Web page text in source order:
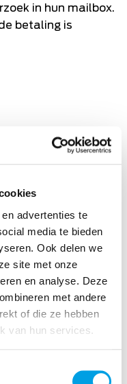
advertenties te
media te bieden
Ook delen we
site met onze
en analyse. Deze
met andere
of die ze hebben
van hun services.
in hun mailbox.
betaling is
uitleg
+ 5
en naborrelen